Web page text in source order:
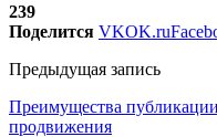
239
Поделится VKOK.ru
Предыдущая запись
Преимущества публикации
продвижения